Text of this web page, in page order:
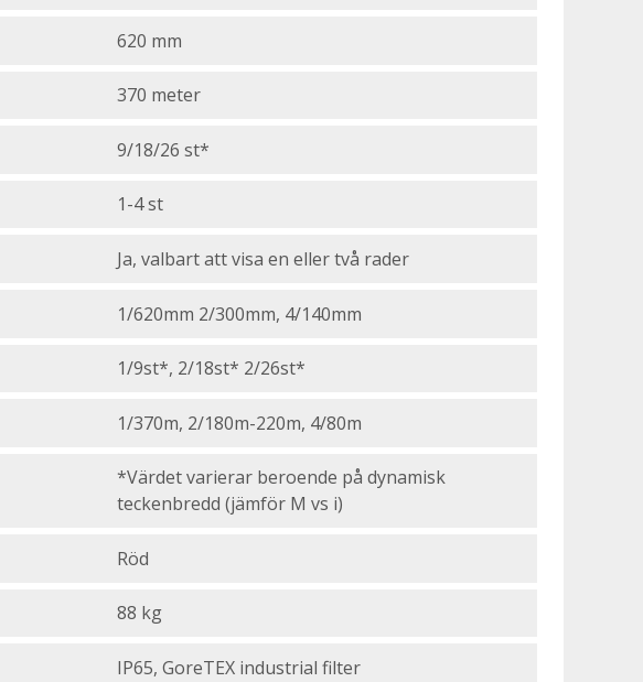
620 mm
370 meter
9/18/26 st*
1-4 st
Ja, valbart att visa en eller två rader
1/620mm 2/300mm, 4/140mm
1/9st*, 2/18st* 2/26st*
1/370m, 2/180m-220m, 4/80m
*Värdet varierar beroende på dynamisk
teckenbredd (jämför M vs i)
Röd
88 kg
IP65, GoreTEX industrial filter